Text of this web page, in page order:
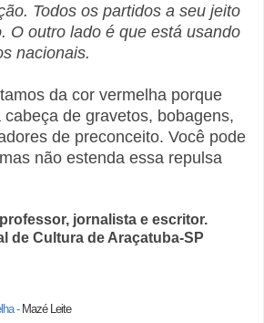
Todos os partidos a seu jeito
O outro lado é que está usando
nacionais.
da cor vermelha porque
de gravetos, bobagens,
de preconceito. Você pode
não estenda essa repulsa
jornalista e escritor.
de Cultura de Araçatuba-SP
- Mazé Leite